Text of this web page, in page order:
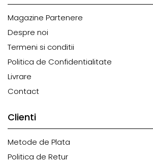
Magazine Partenere
Despre noi
Termeni si conditii
Politica de Confidentialitate
Livrare
Contact
Clienti
Metode de Plata
Politica de Retur